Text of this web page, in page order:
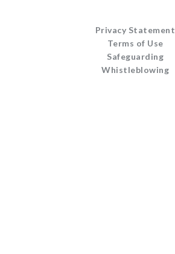
Privacy Statement
Terms of Use
Safeguarding
Whistleblowing